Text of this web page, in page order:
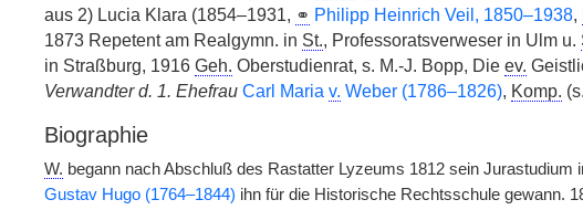
aus 2) Lucia Klara (1854–1931, ⚭ Philipp Heinrich Veil, 1850–1938,
1873 Repetent am Realgymn. in St., Professoratsverweser in Ulm u.
in Straßburg, 1916 Geh. Oberstudienrat, s. M.-J. Bopp, Die ev.
Verwandter d. 1. Ehefrau Carl Maria v. Weber (1786–1826), Komp. (s.
Biographie
W. begann nach Abschluß des Rastatter Lyzeums 1812 sein
Gustav Hugo (1764–1844) ihn für die Historische Rechtsschule gewann.